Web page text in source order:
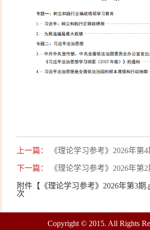
上一篇： 《理论学习参考》2026年第4
下一篇： 《理论学习参考》2026年第2
附件【 《理论学习参考》2026年第3期
次
Copyright © 2015. All Rights